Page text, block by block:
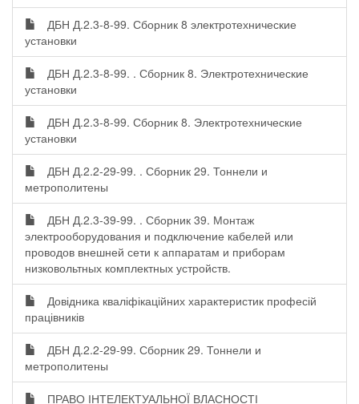
ДБН Д.2.3-8-99. Сборник 8 электротехнические
установки
ДБН Д.2.3-8-99. . Сборник 8. Электротехнические
установки
ДБН Д.2.3-8-99. Сборник 8. Электротехнические
установки
ДБН Д.2.2-29-99. . Сборник 29. Тоннели и
метрополитены
ДБН Д.2.3-39-99. . Сборник 39. Монтаж
электрооборудования и подключение кабелей или
проводов внешней сети к аппаратам и приборам
низковольтных комплектных устройств.
Довідника кваліфікаційних характеристик професій
працівників
ДБН Д.2.2-29-99. Сборник 29. Тоннели и
метрополитены
ПРАВО ІНТЕЛЕКТУАЛЬНОЇ ВЛАСНОСТІ